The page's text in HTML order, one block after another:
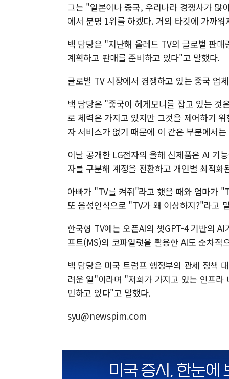
그는 "일본이나 중국, 우리나라 경쟁사가 많
에서 분명 1위를 하겠다. 거의 타깃에 가까
백 담당은 "지난해 올레드 TV의 글로벌 판
계획하고 판매를 준비하고 있다"고 말했다.
글로벌 TV 시장에서 경쟁하고 있는 중국 업
백 담당은 "중국이 헤게모니를 잡고 있는 것
로 체력은 가지고 있지만 그것을 제어하기
자 서비스가 없기 때문에 이 같은 부분에서
이날 공개한 LG전자의 올해 신제품은 AI 기
자를 구분해 계정을 전환하고 개인별 최적
아빠가 "TV를 켜줘"라고 했을 때와 엄마가
또 음성인식으로 "TV가 왜 이상하지?"라고
한국형 TV에는 오픈AI의 챗GPT-4 기반의
프트(MS)의 코파일럿을 활용한 AI도 순차적
백 담당은 미국 트럼프 행정부의 관세 정책
려운 일"이라며 "저희가 가지고 있는 인프라
민하고 있다"고 말했다.
syu@newspim.com